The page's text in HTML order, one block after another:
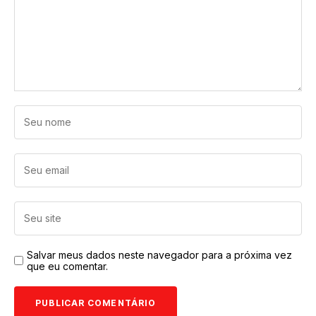
Salvar meus dados neste navegador para a próxima vez
que eu comentar.